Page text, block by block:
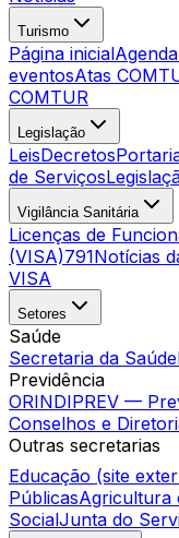
Turismo
Página inicial
eventosAtas
COMTUR
Legislação
LeisDecretos
de Serviços
Vigilância Sanitária
Licenças de
(VISA)791Notícias
VISA
Setores
Saúde
Secretaria da Saúde
Previdência
ORINDIPREV —
Conselhos e
Outras secretarias
Educação (site
PúblicasAgricultura
SocialJunta do